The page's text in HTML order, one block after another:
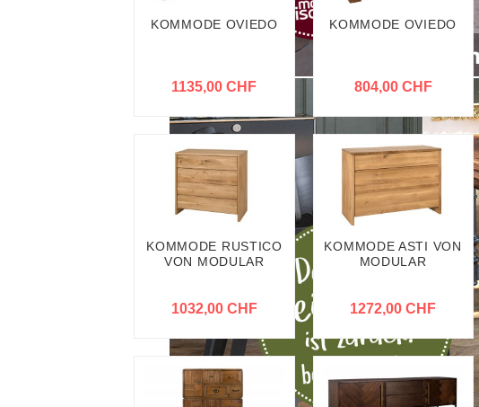
KOMMODE OVIEDO
1135,00 CHF
KOMMODE OVIEDO
804,00 CHF
KOMMODE RUSTICO
VON MODULAR
1032,00 CHF
KOMMODE ASTI VON
MODULAR
1272,00 CHF